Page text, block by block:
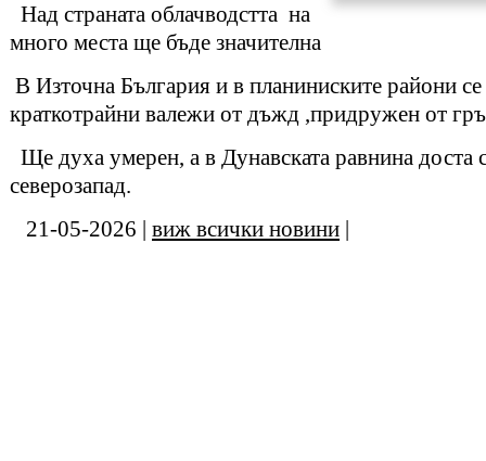
Над страната облачводстта на
много места ще бъде значителна
В Източна България и в планиниските райони се
краткотрайни валежи от дъжд ,придружен от
Ще духа умерен, а в Дунавската равнина доста
северозапад.
21-05-2026 | виж всички новини |